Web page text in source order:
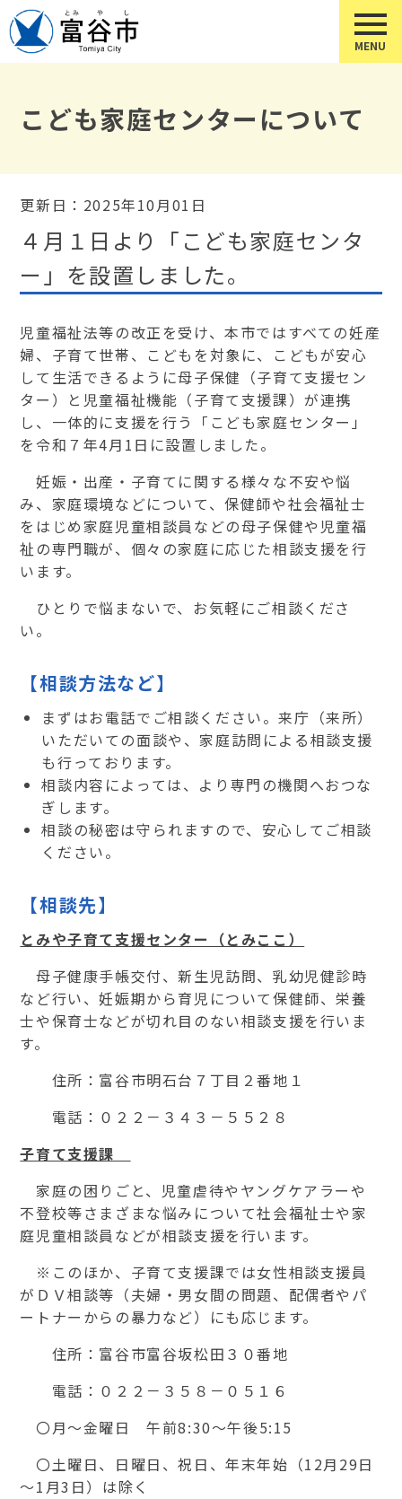
こども家庭センターについて
更新日：2025年10月01日
４月１日より「こども家庭センタ
ー」を設置しました。
児童福祉法等の改正を受け、本市ではすべての妊産
婦、子育て世帯、こどもを対象に、こどもが安心
して生活できるように母子保健（子育て支援セン
ター）と児童福祉機能（子育て支援課）が連携
し、一体的に支援を行う「こども家庭センター」
を令和７年4月 1 日に設置しました。
妊娠・出産・子育てに関する様々な不安や悩
み、家庭環境などについて、保健師や社会福祉士
をはじめ家庭児童相談員などの母子保健や児童福
祉の専門職が、個々の家庭に応じた相談支援を行
います。
ひとりで悩まないで、お気軽にご相談くださ
い。
【相談方法など】
まずはお電話でご相談ください。来庁（来所）
いただいての面談や、家庭訪問による相談支援
も行っております。
相談内容によっては、より専門の機関へおつな
ぎします。
相談の秘密は守られますので、安心してご相談
ください。
【相談先】
とみや子育て支援センター（とみここ）
母子健康手帳交付、新生児訪問、乳幼児健診時
など行い、妊娠期から育児について保健師、栄養
士や保育士などが切れ目のない相談支援を行いま
す。
住所：富谷市明石台７丁目２番地１
電話：０２２－３４３－５５２８
子育て支援課
家庭の困りごと、児童虐待やヤングケアラーや
不登校等さまざまな悩みについて社会福祉士や家
庭児童相談員などが相談支援を行います。
※このほか、子育て支援課では女性相談支援員
がＤＶ相談等（夫婦・男女間の問題、配偶者やパ
ートナーからの暴力など）にも応じます。
住所：富谷市富谷坂松田３０番地
電話：０２２－３５８－０５１６
〇月～金曜日 午前8:30～午後5:15
〇土曜日、日曜日、祝日、年末年始（12月 29日
～1 月3 日）は除く